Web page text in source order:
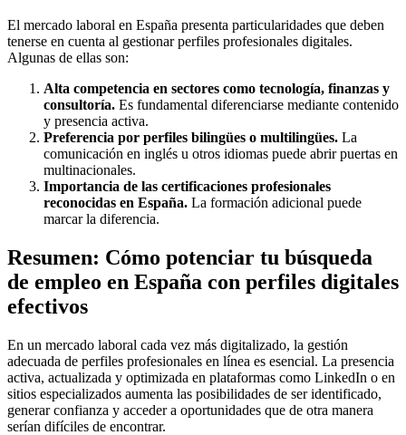
El mercado laboral en España presenta particularidades que deben
tenerse en cuenta al gestionar perfiles profesionales digitales.
Algunas de ellas son:
Alta competencia en sectores como tecnología, finanzas y
consultoría. Es fundamental diferenciarse mediante contenido
y presencia activa.
Preferencia por perfiles bilingües o multilingües. La
comunicación en inglés u otros idiomas puede abrir puertas en
multinacionales.
Importancia de las certificaciones profesionales
reconocidas en España. La formación adicional puede
marcar la diferencia.
Resumen: Cómo potenciar tu búsqueda
de empleo en España con perfiles digitales
efectivos
En un mercado laboral cada vez más digitalizado, la gestión
adecuada de perfiles profesionales en línea es esencial. La presencia
activa, actualizada y optimizada en plataformas como LinkedIn o en
sitios especializados aumenta las posibilidades de ser identificado,
generar confianza y acceder a oportunidades que de otra manera
serían difíciles de encontrar.